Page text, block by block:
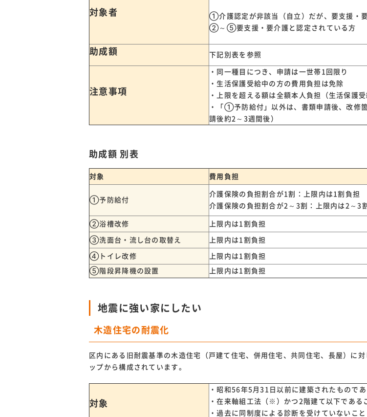
対象者
①介護認定が非該当（自立）だが、要支援・
②～⑤要支援・要介護と認定されている方
助成額 下記別表を参照
注意事項
・同一種目につき、申請は一世帯1回限り
・生活保護受給中の方の費用負担は免除
・上限を超える額は全額本人負担（生活保護受
・「①予防給付」以外は、書類申請後、改修
請後約2～3週間後）
助成額 別表
対象 費用負担
①予防給付
介護保険の負担割合が1割：上限内は1割負担
介護保険の負担割合が2～3割：上限内は2～3
②浴槽改修 上限内は1割負担
③洗面台・流し台の取替え 上限内は1割負担
④トイレ改修 上限内は1割負担
⑤階段昇降機の設置 上限内は1割負担
地震に強い家にしたい
木造住宅の耐震化
区内にある旧耐震基準の木造住宅（戸建て住宅、併用住宅、共同住宅、長屋）に
ップから構成されています。
対象
・昭和56年5月31日以前に建築されたものであ
・在来軸組工法（※）かつ2階建て以下である
・過去に同制度による診断を受けていないこと